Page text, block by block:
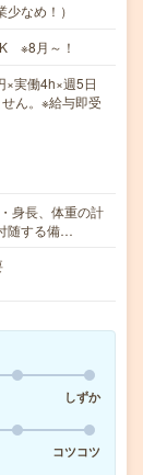
なめ！）
※8月～！
実働4h×週5日
ん。※給与即受
身長、体重の計
随する備…
しずか
コツコツ